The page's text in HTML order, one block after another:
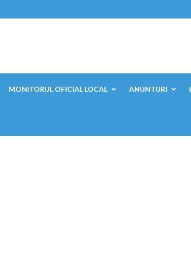
Mehedinți
MONITORUL OFICIAL LOCAL ANUNTURI